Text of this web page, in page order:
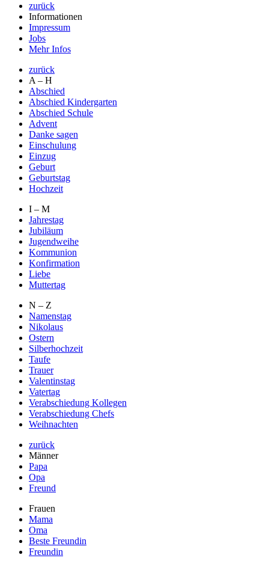
zurück
Informationen
Impressum
Jobs
Mehr Infos
zurück
A – H
Abschied
Abschied Kindergarten
Abschied Schule
Advent
Danke sagen
Einschulung
Einzug
Geburt
Geburtstag
Hochzeit
I – M
Jahrestag
Jubiläum
Jugendweihe
Kommunion
Konfirmation
Liebe
Muttertag
N – Z
Namenstag
Nikolaus
Ostern
Silberhochzeit
Taufe
Trauer
Valentinstag
Vatertag
Verabschiedung Kollegen
Verabschiedung Chefs
Weihnachten
zurück
Männer
Papa
Opa
Freund
Frauen
Mama
Oma
Beste Freundin
Freundin